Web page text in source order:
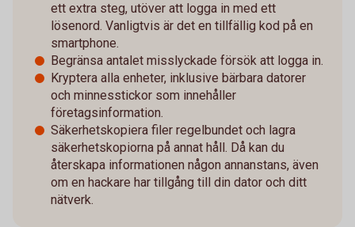
ett extra steg, utöver att logga in med ett
lösenord. Vanligtvis är det en tillfällig kod på en
smartphone.
Begränsa antalet misslyckade försök att logga in.
Kryptera alla enheter, inklusive bärbara datorer
och minnesstickor som innehåller
företagsinformation.
Säkerhetskopiera filer regelbundet och lagra
säkerhetskopiorna på annat håll. Då kan du
återskapa informationen någon annanstans, även
om en hackare har tillgång till din dator och ditt
nätverk.